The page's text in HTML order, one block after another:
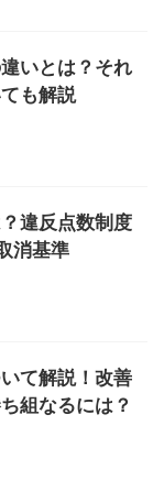
いとは？それ
も解説
違反点数制度
消基準
て解説！改善
組なるには？